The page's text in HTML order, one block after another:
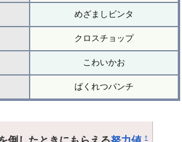
めざましビンタ
クロスチョップ
こわいかお
ばくれつパンチ
†